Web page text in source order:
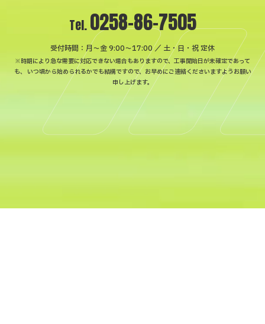
Tel.0258-86-7505
受付時間：月〜金 9:00～17:00 ／ 土・日・祝 定休
※時期により急な需要に対応できない場合もありますので、工事開始日が未確定であって
も、
いつ頃から始められるかでも結構ですので、お早めにご連絡くださいますようお願い
申し上げます。